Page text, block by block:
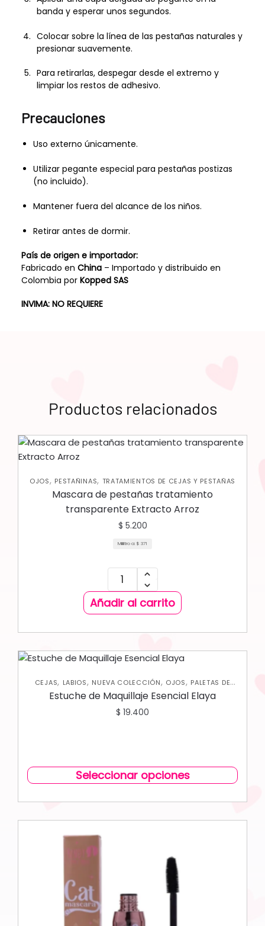
banda y esperar unos segundos.
Colocar sobre la línea de las pestañas naturales y
presionar suavemente.
Para retirarlas, despegar desde el extremo y
limpiar los restos de adhesivo.
Precauciones
Uso externo únicamente.
Utilizar pegante especial para pestañas postizas
(no incluido).
Mantener fuera del alcance de los niños.
Retirar antes de dormir.
País de origen e importador:
Fabricado en China– Importado y distribuido en
Colombia por Kopped SAS
INVIMA: NO REQUIERE
Productos relacionados
OJOS, PESTAÑINAS, TRATAMIENTOS DE CEJAS Y PESTAÑAS
Mascara de pestañas tratamiento
transparente Extracto Arroz
$ 5.200
Mililitro a: $ 371
Añadir al carrito
CEJAS, LABIOS, NUEVA COLECCIÓN, OJOS, PALETAS DE
SOMBRAS
Estuche de Maquillaje Esencial Elaya
$ 19.400
Seleccionar opciones